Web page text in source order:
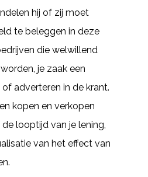
hij of zij moet
te beleggen in deze
die welwillend
je zaak een
adverteren in de krant.
kopen en verkopen
looptijd van je lening,
van het effect van